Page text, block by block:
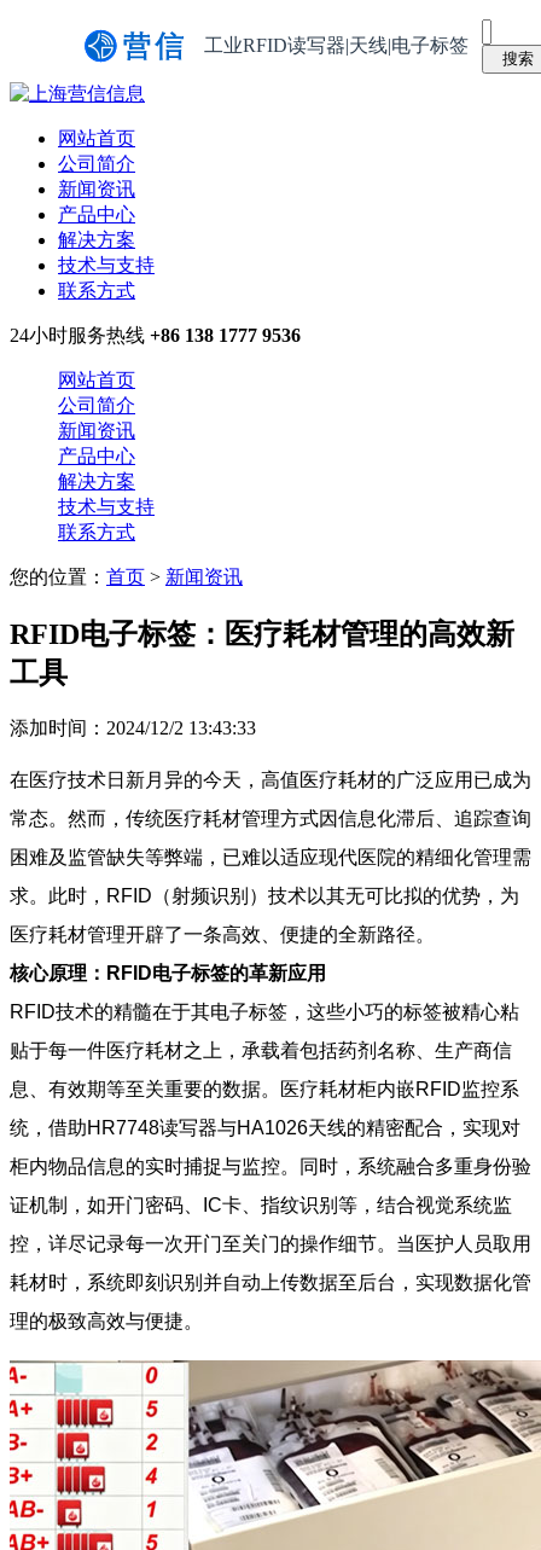
工业RFID读写器|天线|电子标签
网站首页
公司简介
新闻资讯
产品中心
解决方案
技术与支持
联系方式
24小时服务热线 +86 138 1777 9536
网站首页
公司简介
新闻资讯
产品中心
解决方案
技术与支持
联系方式
您的位置： 首页 > 新闻资讯
RFID电子标签：医疗耗材管理的高效新
工具
添加时间：2024/12/2 13:43:33
在医疗技术日新月异的今天，高值医疗耗材的广泛应用已成为
常态。然而，传统医疗耗材管理方式因信息化滞后、追踪查询
困难及监管缺失等弊端，已难以适应现代医院的精细化管理需
求。此时，RFID（射频识别）技术以其无可比拟的优势，为
医疗耗材管理开辟了一条高效、便捷的全新路径。
核心原理：RFID电子标签的革新应用
RFID技术的精髓在于其电子标签，这些小巧的标签被精心粘
贴于每一件医疗耗材之上，承载着包括药剂名称、生产商信
息、有效期等至关重要的数据。医疗耗材柜内嵌RFID监控系
统，借助HR7748读写器与HA1026天线的精密配合，实现对
柜内物品信息的实时捕捉与监控。同时，系统融合多重身份验
证机制，如开门密码、IC卡、指纹识别等，结合视觉系统监
控，详尽记录每一次开门至关门的操作细节。当医护人员取用
耗材时，系统即刻识别并自动上传数据至后台，实现数据化管
理的极致高效与便捷。